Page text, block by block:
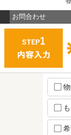
お問合わせ